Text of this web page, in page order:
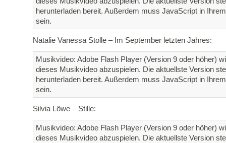
herunterladen bereit. Außerdem muss JavaScript in
sein.
Natalie Vanessa Stolle – Im September letzten Jahres:
Musikvideo: Adobe Flash Player (Version 9 oder höher)
dieses Musikvideo abzuspielen. Die aktuellste Version
herunterladen bereit. Außerdem muss JavaScript in
sein.
Silvia Löwe – Stille:
Musikvideo: Adobe Flash Player (Version 9 oder höher)
dieses Musikvideo abzuspielen. Die aktuellste Version